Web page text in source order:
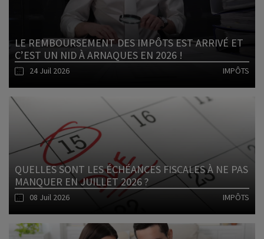
LE REMBOURSEMENT DES IMPÔTS EST ARRIVÉ ET
C’EST UN NID À ARNAQUES EN 2026 !
24 Juil 2026 IMPÔTS
Lire l'article
QUELLES SONT LES ÉCHÉANCES FISCALES À NE PAS
MANQUER EN JUILLET 2026 ?
08 Juil 2026 IMPÔTS